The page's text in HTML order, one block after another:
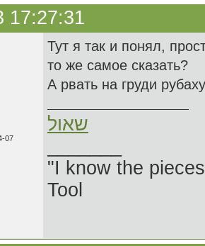
17:27:31
07
Тут я так и понял,
то же самое сказать?
А рвать на груди
שאול
"I know the
Tool